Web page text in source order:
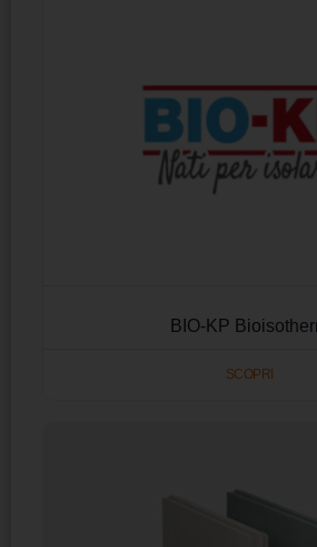
BIO-KP
SCOPRI